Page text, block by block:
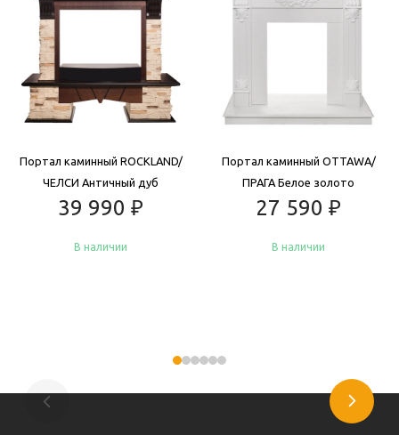
Портал каминный ROCKLAND/
ЧЕЛСИ Античный дуб
39 990 ₽
В наличии
Портал каминный OTTAWA/
ПРАГА Белое золото
27 590 ₽
В наличии